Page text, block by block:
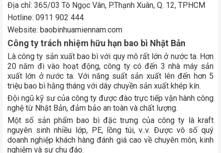
Địa chỉ: 365/03 Tô Ngọc Vân, P.Thạnh Xuân, Q. 12, TPHCM
Hotline: 0911 902 444
Website: baobinhuamiennam.com
Công ty trách nhiệm hữu hạn bao bì Nhật Bản
Là công ty sản xuất bao bì với quy mô rất lớn ở nước ta. Hơn
20 năm đi vào hoạt động, công ty có đến 3 nhà máy sản
xuất lớn ở nước ta. Với năng suất sản xuất lên đến hơn 5
triệu bao bì hằng tháng với dây chuyền sản xuất khép kín.
Đội ngũ kỹ sư của công ty được đào trực tiếp vận hành công
nghệ từ Nhật Bản, đảm bảo an toàn và chất lượng.
Một số sản phẩm bao bì đặc trưng của công ty là kraft
nguyên sinh nhiều lớp, PE, lồng túi, v..v. Được vô số quý
doanh nghiệp khách hàng đánh giá cao về chuyên môn, kinh
nghiệm và sự chu đáo.